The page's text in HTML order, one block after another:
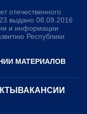
отечественного
выдано 08.09.2016
и информации
Республики
МАТЕРИАЛОВ
ВАКАНСИИ